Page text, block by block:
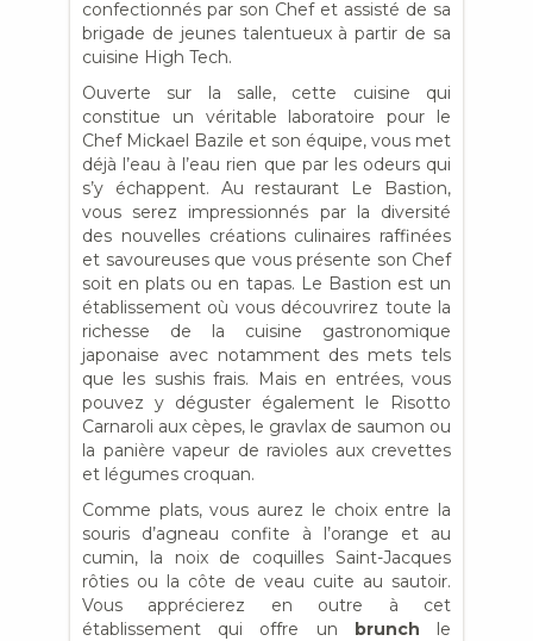
confectionnés par son Chef et assisté de sa
brigade de jeunes talentueux à partir de sa
cuisine High Tech.
Ouverte sur la salle, cette cuisine qui
constitue un véritable laboratoire pour le
Chef Mickael Bazile et son équipe, vous met
déjà l’eau à l’eau rien que par les odeurs qui
s’y échappent. Au restaurant Le Bastion,
vous serez impressionnés par la diversité
des nouvelles créations culinaires raffinées
et savoureuses que vous présente son Chef
soit en plats ou en tapas. Le Bastion est un
établissement où vous découvrirez toute la
richesse de la cuisine gastronomique
japonaise avec notamment des mets tels
que les sushis frais. Mais en entrées, vous
pouvez y déguster également le Risotto
Carnaroli aux cèpes, le gravlax de saumon ou
la panière vapeur de ravioles aux crevettes
et légumes croquan.
Comme plats, vous aurez le choix entre la
souris d’agneau confite à l’orange et au
cumin, la noix de coquilles Saint-Jacques
rôties ou la côte de veau cuite au sautoir.
Vous apprécierez en outre à cet
établissement qui offre un brunch le